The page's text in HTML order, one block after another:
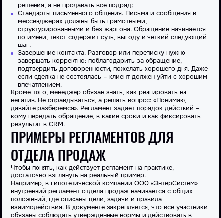
решения, а не продавать все подряд;
Стандарты письменного общения. Письма и сообщения в
мессенджерах должны быть грамотными,
структурированными и без жаргона. Обращение начинается
по имени, текст содержит суть, выгоду и четкий следующий
шаг;
Завершение контакта. Разговор или переписку нужно
завершать корректно: поблагодарить за обращение,
подтвердить договоренности, пожелать хорошего дня. Даже
если сделка не состоялась – клиент должен уйти с хорошим
впечатлением.
Кроме того, менеджер обязан знать, как реагировать на
негатив. Не оправдываться, а решать вопрос: «Понимаю,
давайте разберемся». Регламент задает порядок действий –
кому передать обращение, в какие сроки и как фиксировать
результат в CRM.
ПРИМЕРЫ РЕГЛАМЕНТОВ ДЛЯ
ОТДЕЛА ПРОДАЖ
Чтобы понять, как действует регламент на практике,
достаточно взглянуть на реальный пример.
Например, в гипотетической компании ООО «ЭнтерСистем»
внутренний регламент отдела продаж начинается с общих
положений, где описаны цели, задачи и правила
взаимодействия. В документе закрепляется, что все участники
обязаны соблюдать утвержденные нормы и действовать в